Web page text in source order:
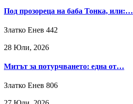
Под прозореца на баба Тонка, или:…
Златко Енев 442
28 Юли, 2026
Митът за потурчването: една от…
Златко Енев 806